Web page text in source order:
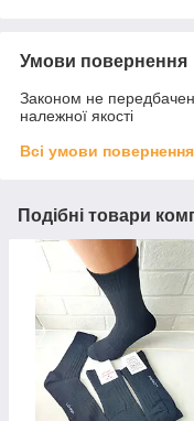
Умови повернення
Законом не
належної якості
Всі умови повернення
Подібні товари